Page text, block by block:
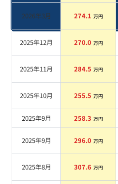
2026年3月 274.1 万円
2025年12月 270.0 万円
2025年11月 284.5 万円
2025年10月 255.5 万円
2025年9月
258.3 万円
2025年9月 296.0 万円
2025年8月 307.6 万円